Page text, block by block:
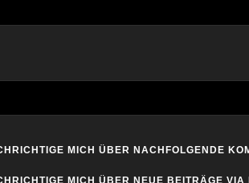
MICH ÜBER NACHFOLGENDE